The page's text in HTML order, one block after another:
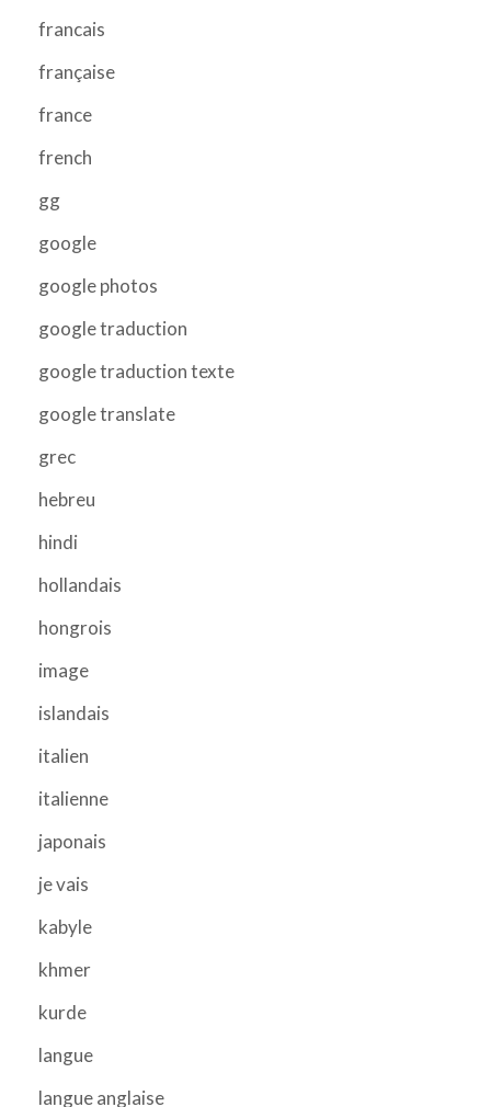
francais
française
france
french
gg
google
google photos
google traduction
google traduction texte
google translate
grec
hebreu
hindi
hollandais
hongrois
image
islandais
italien
italienne
japonais
je vais
kabyle
khmer
kurde
langue
langue anglaise